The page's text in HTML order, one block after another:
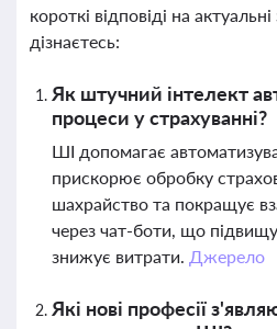
короткі відповіді на
дізнаєтесь:
Як штучний інтелект
процеси у страхуванні?
ШІ допомагає
прискорює обробку
шахрайство та покращує
через чат-боти, що
знижує витрати. Джерело
Які нові професії